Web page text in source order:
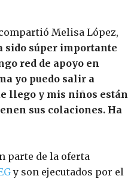
Melisa López,
sido súper importante
red de apoyo en
yo puedo salir a
llego y mis niños están
sus colaciones. Ha
parte de la oferta
y son ejecutados por el